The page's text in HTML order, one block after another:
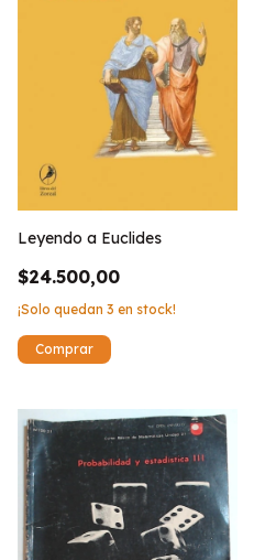
Leyendo a Euclides
$24.500,00
¡Solo quedan 3 en stock!